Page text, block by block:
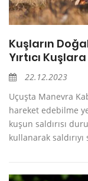
Kuşların
Yırtıcı
22.12.2023
Uçuşta Manevra
hareket edebilme
kuşun saldırısı
kullanarak saldırıyı